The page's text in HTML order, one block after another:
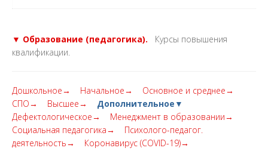
▼ Образование (педагогика).
Курсы повышения
квалификации.
Дошкольное→ Начальное→
Основное и среднее→
СПО→
Высшее→
Дополнительное▼
Дефектологическое→
Менеджмент в образовании→
Социальная педагогика→
Психолого-педагог.
деятельность→
Коронавирус (COVID-19)→